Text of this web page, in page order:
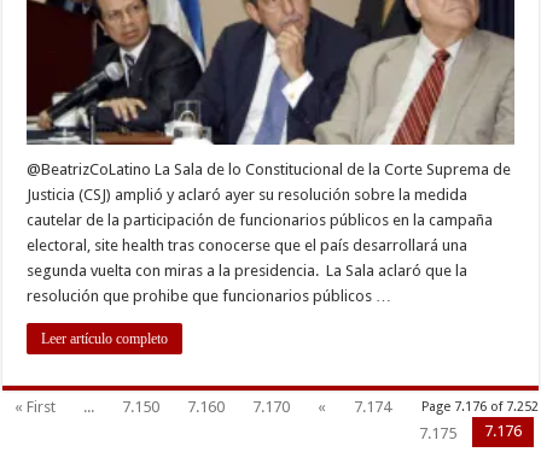
@BeatrizCoLatino La Sala de lo Constitucional de la Corte Suprema de
Justicia (CSJ) amplió y aclaró ayer su resolución sobre la medida
cautelar de la participación de funcionarios públicos en la campaña
electoral, site health tras conocerse que el país desarrollará una
segunda vuelta con miras a la presidencia. La Sala aclaró que la
resolución que prohibe que funcionarios públicos …
Leer artículo completo
Page 7.176 of 7.252
« First ... 7.150 7.160 7.170 «
7.174
7.175
7.176